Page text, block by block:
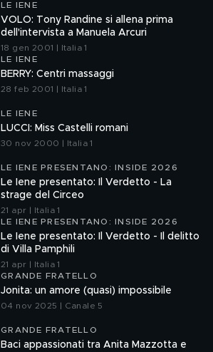
LE IENE
VOLO: Tony Randine si allena prima
dell'intervista a Manuela Arcuri
18 gen 2001 | Italia 1
LE IENE
BERRY: Centri massaggi
28 feb 2001 | Italia 1
LE IENE
LUCCI: Miss Castelli romani
30 nov 2000 | Italia 1
LE IENE PRESENTANO: INSIDE 2026
Le Iene presentato: Il Verdetto - La
strage del Circeo
21 apr | Italia 1
LE IENE PRESENTANO: INSIDE 2026
Le Iene presentato: Il Verdetto - Il delitto
di Villa Pamphili
21 apr | Italia 1
GRANDE FRATELLO
Jonita: un amore (quasi) impossibile
04 nov 2025 | Canale 5
GRANDE FRATELLO
Baci appassionati tra Anita Mazzotta e